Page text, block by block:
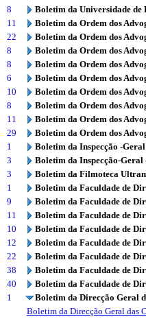
8
Boletim da Universidade de
11
Boletim da Ordem dos
22
Boletim da Ordem dos
8
Boletim da Ordem dos
8
Boletim da Ordem dos
6
Boletim da Ordem dos
10
Boletim da Ordem dos
8
Boletim da Ordem dos
11
Boletim da Ordem dos
29
Boletim da Ordem dos
1
Boletim da Inspecção -
3
Boletim da Inspecção-Geral
3
Boletim da Filmoteca
1
Boletim da Faculdade de
9
Boletim da Faculdade de
11
Boletim da Faculdade de
10
Boletim da Faculdade de
12
Boletim da Faculdade de
22
Boletim da Faculdade de
38
Boletim da Faculdade de
40
Boletim da Faculdade de
1
Boletim da Direcção Geral
Boletim da Direcção Geral das